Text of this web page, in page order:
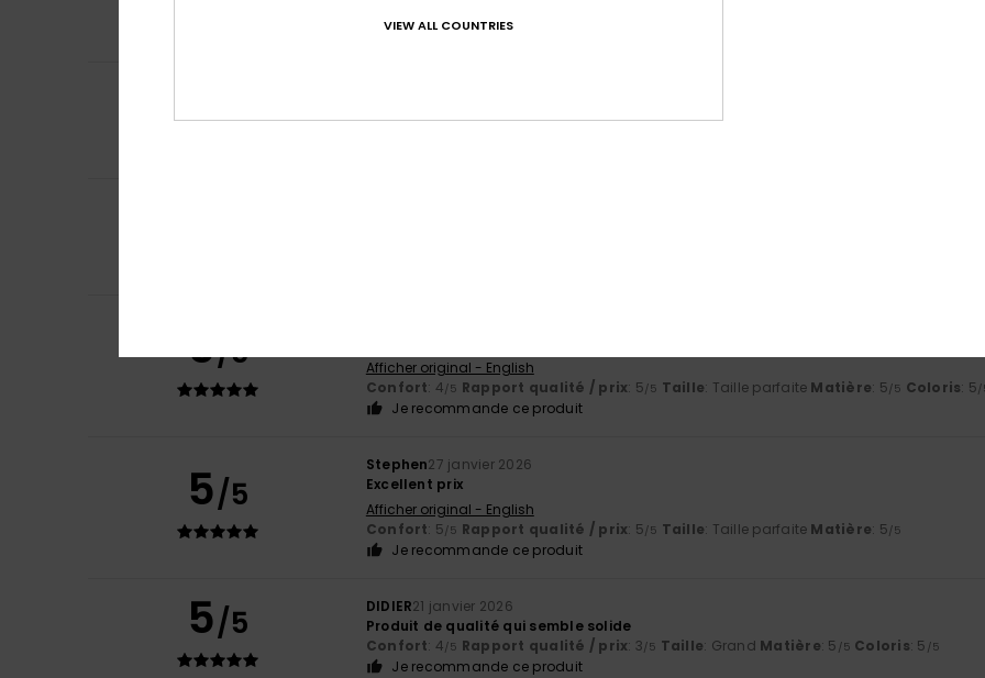
Je recommande ce produit
5/5
Afficher original - English
Confort: 4/5 Rapport qualité / prix: 5/5 Taille: Taille parfaite Matière: 5/5 Coloris: 5/
Je recommande ce produit
5/5
Stephen27 janvier 2026
Excellent prix
Afficher original - English
Confort: 5/5 Rapport qualité / prix: 5/5 Taille: Taille parfaite Matière: 5/5
Je recommande ce produit
5/5 DIDIER21 janvier 2026
Produit de qualité qui semble solide
Confort: 4/5 Rapport qualité / prix: 3/5 Taille: Grand Matière: 5 /5 Coloris: 5 /5
Je recommande ce produit
VIEW ALL COUNTRIES